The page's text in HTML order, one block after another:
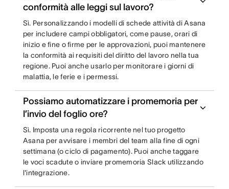
conformità alle leggi sul lavoro?
Sì. Personalizzando i modelli di schede attività di Asana
per includere campi obbligatori, come pause, orari di
inizio e fine o firme per le approvazioni, puoi mantenere
la conformità ai requisiti del diritto del lavoro nella tua
regione. Puoi anche usarlo per monitorare i giorni di
malattia, le ferie e i permessi.
Possiamo automatizzare i promemoria per
l’invio del foglio ore?
Sì. Imposta una regola ricorrente nel tuo progetto
Asana per avvisare i membri del team alla fine di ogni
settimana (o ciclo di pagamento). Puoi anche taggare
le voci scadute o inviare promemoria Slack utilizzando
l'integrazione.